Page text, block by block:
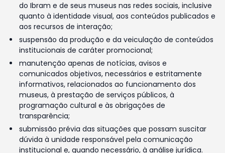
do Ibram e de seus museus nas redes sociais, inclusive
quanto à identidade visual, aos conteúdos publicados e
aos recursos de interação;
suspensão da produção e da veiculação de conteúdos
institucionais de caráter promocional;
manutenção apenas de notícias, avisos e
comunicados objetivos, necessários e estritamente
informativos, relacionados ao funcionamento dos
museus, à prestação de serviços públicos, à
programação cultural e às obrigações de
transparência;
submissão prévia das situações que possam suscitar
dúvida à unidade responsável pela comunicação
institucional e, quando necessário, à análise jurídica.